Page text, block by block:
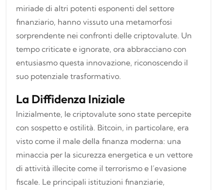
miriade di altri potenti esponenti del settore
finanziario, hanno vissuto una metamorfosi
sorprendente nei confronti delle criptovalute. Un
tempo criticate e ignorate, ora abbracciano con
entusiasmo questa innovazione, riconoscendo il
suo potenziale trasformativo.
La Diffidenza Iniziale
Inizialmente, le criptovalute sono state percepite
con sospetto e ostilità. Bitcoin, in particolare, era
visto come il male della finanza moderna: una
minaccia per la sicurezza energetica e un vettore
di attività illecite come il terrorismo e l’evasione
fiscale. Le principali istituzioni finanziarie,